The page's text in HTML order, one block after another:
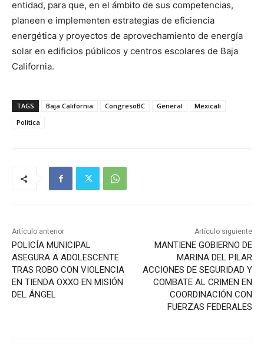
entidad, para que, en el ámbito de sus competencias,
planeen e implementen estrategias de eficiencia
energética y proyectos de aprovechamiento de energía
solar en edificios públicos y centros escolares de Baja
California.
TAGS Baja California CongresoBC General
Mexicali
Política
Artículo anterior
POLICÍA MUNICIPAL
ASEGURA A ADOLESCENTE
TRAS ROBO CON VIOLENCIA
EN TIENDA OXXO EN MISIÓN
DEL ÁNGEL
Artículo siguiente
MANTIENE GOBIERNO DE
MARINA DEL PILAR
ACCIONES DE SEGURIDAD Y
COMBATE AL CRIMEN EN
COORDINACIÓN CON
FUERZAS FEDERALES